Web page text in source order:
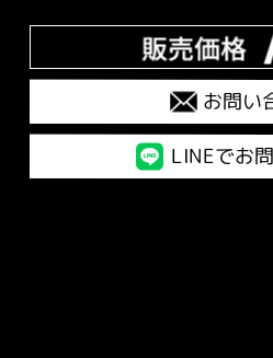
お問い
LINEでお